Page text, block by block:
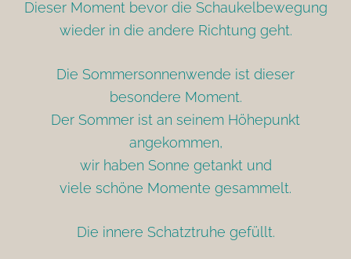
Dieser Moment bevor die Schaukelbewegung
wieder in die andere Richtung geht.
Die Sommersonnenwende ist dieser
besondere Moment.
Der Sommer ist an seinem Höhepunkt
angekommen,
wir haben Sonne getankt und
viele schöne Momente gesammelt.
Die innere Schatztruhe gefüllt.